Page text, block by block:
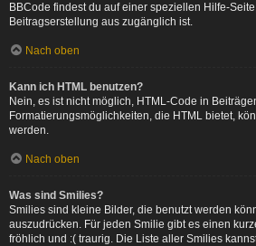
BBCode findest du auf einer speziellen Hilfe-
Beitragserstellung aus zugänglich ist.
Nach oben
Kann ich HTML benutzen?
Nein, es ist nicht möglich, HTML-Code in
Formatierungsmöglichkeiten, die HTML bietet,
werden.
Nach oben
Was sind Smilies?
Smilies sind kleine Bilder, die benutzt werden
auszudrücken. Für jeden Smilie gibt es einen
fröhlich und :( traurig. Die Liste aller Smilies